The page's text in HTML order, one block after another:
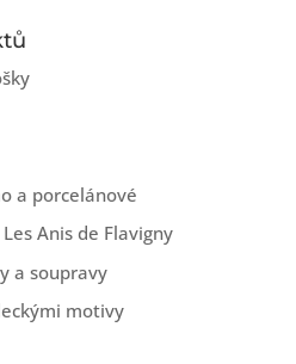
a porcelánové
Anis de Flavigny
a soupravy
motivy